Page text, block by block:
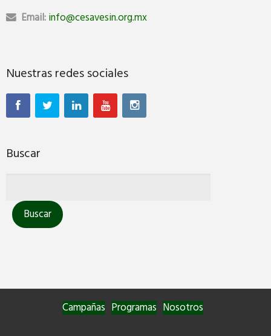
Email:info@cesavesin.org.mx
Nuestras redes sociales
Buscar
Campañas Programas Nosotros